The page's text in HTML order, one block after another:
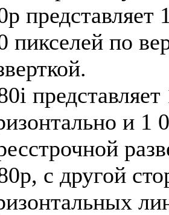
представляет
пикселей по
и 1
с другой